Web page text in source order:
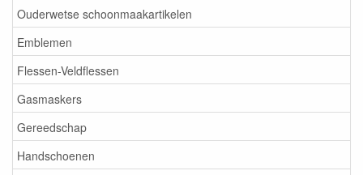
Ouderwetse schoonmaakartikelen
Emblemen
Flessen-Veldflessen
Gasmaskers
Gereedschap
Handschoenen